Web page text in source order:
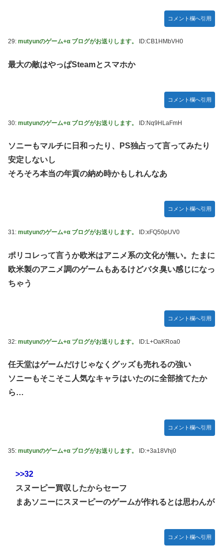
コメント欄へ引用
29: mutyunのゲーム+α ブログがお送りします。 ID:CB1HMbVH0
最大の敵はやっぱSteamとスマホか
コメント欄へ引用
30: mutyunのゲーム+α ブログがお送りします。 ID:Nq9HLaFmH
ソニーもマルチに日和ったり、PS独占って言ってみたり
安定しないし
そろそろ本当の年貢の納め時かもしれんなあ
コメント欄へ引用
31: mutyunのゲーム+α ブログがお送りします。 ID:xFQ50pUV0
ポリコレって言うか欧米はアニメ系の文化が無い。たまに
欧米製のアニメ調のゲームもあるけどバタ臭い感じになっ
ちゃう
コメント欄へ引用
32: mutyunのゲーム+α ブログがお送りします。 ID:L+OaKRoa0
任天堂はゲームだけじゃなくグッズも売れるの強い
ソニーもそこそこ人気なキャラはいたのに全部捨てたか
ら…
コメント欄へ引用
35: mutyunのゲーム+α ブログがお送りします。 ID:+3a18Vhj0
>>32
スヌーピー買収したからセーフ
まあソニーにスヌーピーのゲームが作れるとは思わんが
コメント欄へ引用